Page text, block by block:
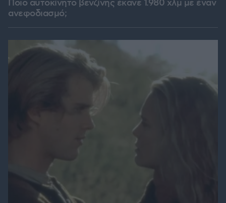
Ποιο αυτοκίνητο βενζίνης έκανε 1.980 χλμ με έναν
ανεφοδιασμό;